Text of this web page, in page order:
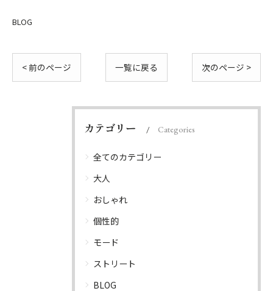
BLOG
< 前のページ 一覧に戻る 次のページ >
カテゴリー Categories
全てのカテゴリー
大人
おしゃれ
個性的
モード
ストリート
BLOG